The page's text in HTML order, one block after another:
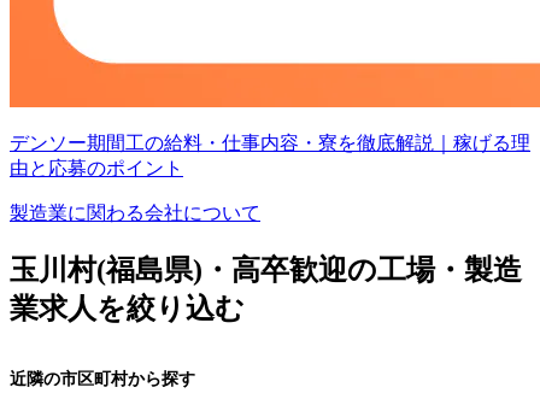
デンソー期間工の給料・仕事内容・寮を徹底解説｜稼げる理
由と応募のポイント
製造業に関わる会社について
玉川村(福島県)・高卒歓迎の工場・製造
業求人を絞り込む
近隣の市区町村から探す